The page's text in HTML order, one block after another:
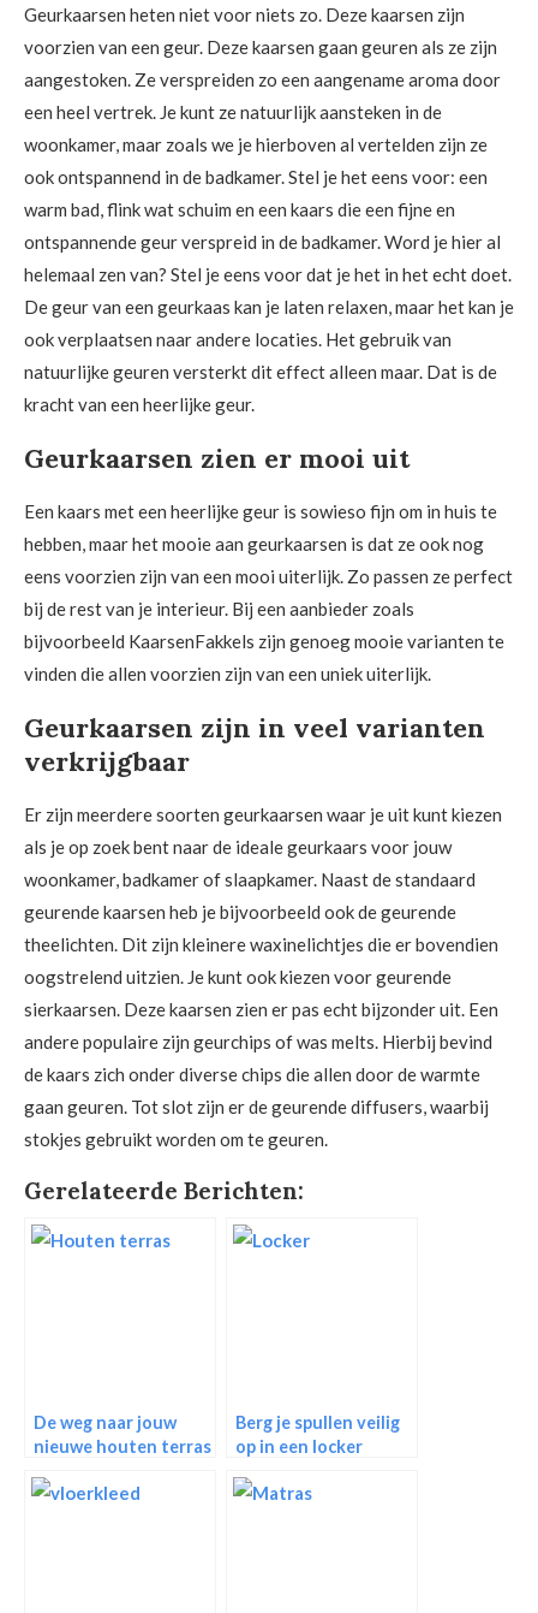
Geurkaarsen heten niet voor niets zo. Deze kaarsen zijn
voorzien van een geur. Deze kaarsen gaan geuren als ze zijn
aangestoken. Ze verspreiden zo een aangename aroma door
een heel vertrek. Je kunt ze natuurlijk aansteken in de
woonkamer, maar zoals we je hierboven al vertelden zijn ze
ook ontspannend in de badkamer. Stel je het eens voor: een
warm bad, flink wat schuim en een kaars die een fijne en
ontspannende geur verspreid in de badkamer. Word je hier al
helemaal zen van? Stel je eens voor dat je het in het echt doet.
De geur van een geurkaas kan je laten relaxen, maar het kan je
ook verplaatsen naar andere locaties. Het gebruik van
natuurlijke geuren versterkt dit effect alleen maar. Dat is de
kracht van een heerlijke geur.
Geurkaarsen zien er mooi uit
Een kaars met een heerlijke geur is sowieso fijn om in huis te
hebben, maar het mooie aan geurkaarsen is dat ze ook nog
eens voorzien zijn van een mooi uiterlijk. Zo passen ze perfect
bij de rest van je interieur. Bij een aanbieder zoals
bijvoorbeeld KaarsenFakkels zijn genoeg mooie varianten te
vinden die allen voorzien zijn van een uniek uiterlijk.
Geurkaarsen zijn in veel varianten
verkrijgbaar
Er zijn meerdere soorten geurkaarsen waar je uit kunt kiezen
als je op zoek bent naar de ideale geurkaars voor jouw
woonkamer, badkamer of slaapkamer. Naast de standaard
geurende kaarsen heb je bijvoorbeeld ook de geurende
theelichten. Dit zijn kleinere waxinelichtjes die er bovendien
oogstrelend uitzien. Je kunt ook kiezen voor geurende
sierkaarsen. Deze kaarsen zien er pas echt bijzonder uit. Een
andere populaire zijn geurchips of was melts. Hierbij bevind
de kaars zich onder diverse chips die allen door de warmte
gaan geuren. Tot slot zijn er de geurende diffusers, waarbij
stokjes gebruikt worden om te geuren.
Gerelateerde Berichten:
De weg naar jouw
nieuwe houten terras
Berg je spullen veilig
op in een locker